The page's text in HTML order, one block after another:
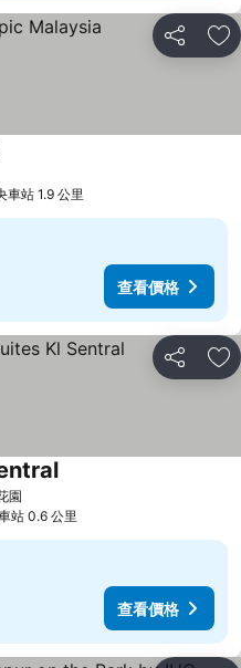
分享 加
車站 1.9 公里
查看價格
分享 加
園
查看價格
站 0.6 公里
查看價格